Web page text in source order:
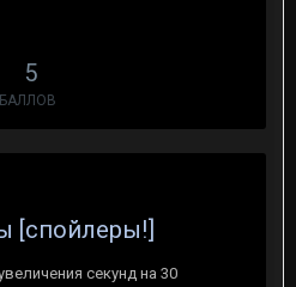
5
БАЛЛОВ
[спойлеры!]
секунд на 30